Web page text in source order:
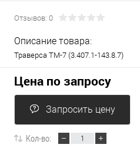
Отзывов: 0
Описание товара:
Траверса ТМ-7 (3.407.1-143.8.7)
Цена по запросу
Запросить цену
Кол-во: